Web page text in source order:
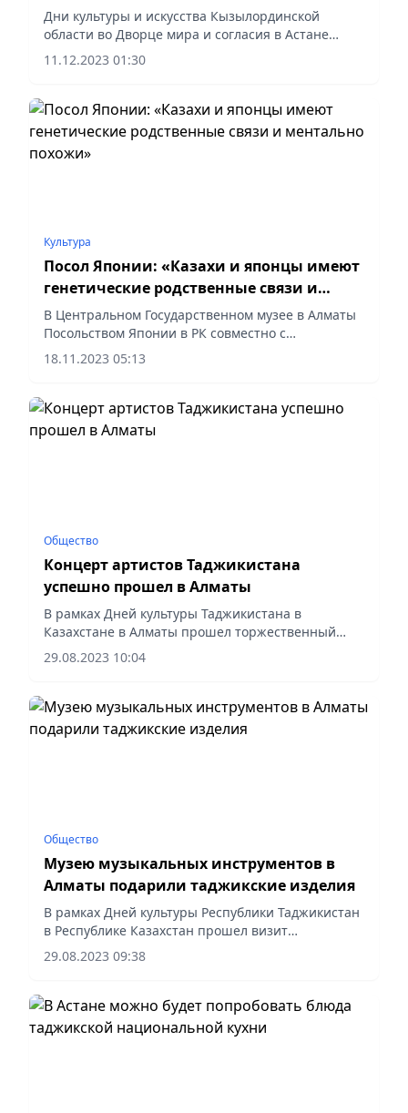
Дни культуры и искусства Кызылординской
области во Дворце мира и согласия в Астане
завершились гала-концертом «Сулу Сырдан - Ару
Астанаға».
11.12.2023 01:30
Культура
Посол Японии: «Казахи и японцы имеют
генетические родственные связи и
ментально похожи»
В Центральном Государственном музее в Алматы
Посольством Японии в РК совместно с
Казахстанско-японским центром развития
человеческих ресурсов проведен «День культуры
18.11.2023 05:13
Общество
Концерт артистов Таджикистана
успешно прошел в Алматы
В рамках Дней культуры Таджикистана в
Казахстане в Алматы прошел торжественный
концерт ведущих артистов из братской
республики.
29.08.2023 10:04
Общество
Музею музыкальных инструментов в
Алматы подарили таджикские изделия
В рамках Дней культуры Республики Таджикистан
в Республике Казахстан прошел визит
таджикской делегации в музей народных
музыкальных инструментов имени Ыхласа.
29.08.2023 09:38